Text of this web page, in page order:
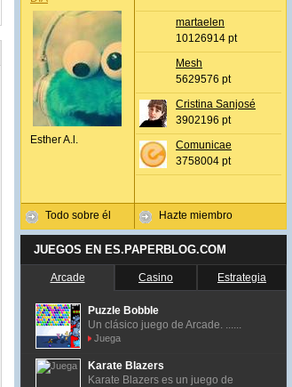
Esther A.l.
Todo sobre él
martaelen
10126914 pt
Mesh
5629576 pt
Cristina Sanjosé
3902196 pt
Comunicae
3758004 pt
Hazte miembro
JUEGOS EN ES.PAPERBLOG.COM
Arcade Casino Estrategia
Puzzle Bobble
Un clásico juego de Arcade. ......
Juega
Karate Blazers
Karate Blazers es un juego de